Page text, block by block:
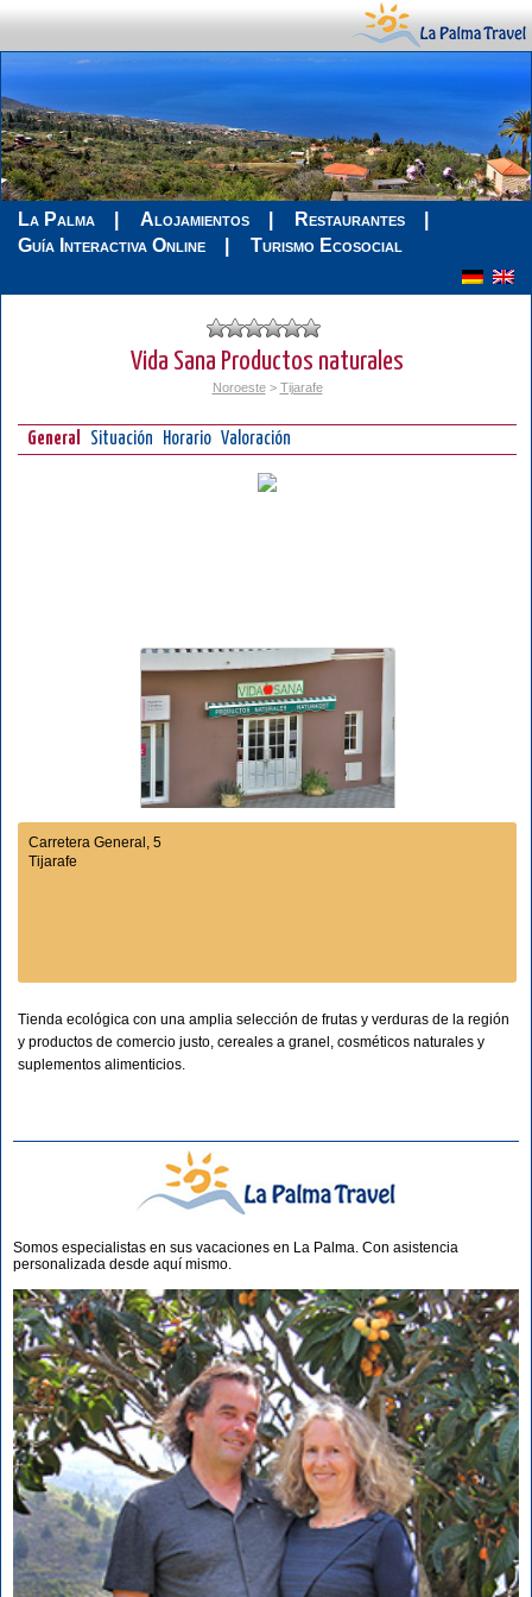
La Palma Alojamientos
Restaurantes
Guía Interactiva Online
Turismo Ecosocial
Vida Sana Productos naturales
Noroeste> Tijarafe
General Situación Horario Valoración
Carretera General, 5
Tijarafe
Tienda ecológica con una amplia selección de frutas y verduras de la región
y productos de comercio justo, cereales a granel, cosméticos naturales y
suplementos alimenticios.
Somos especialistas en sus vacaciones en La Palma. Con asistencia
personalizada desde aquí mismo.